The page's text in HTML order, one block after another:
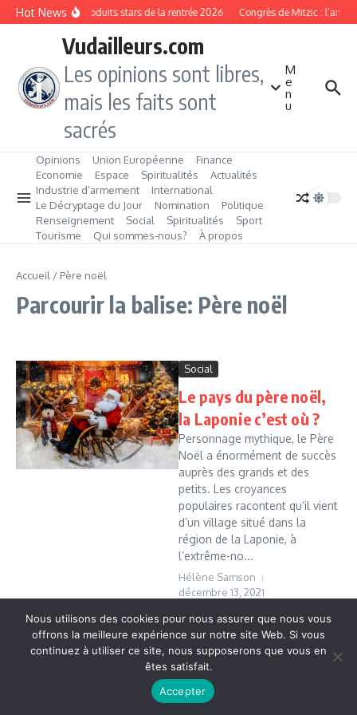
Aller au contenu
Hot NewsLes produits stars de la rentrée 2026 Congrès de Mitzic :
Vudailleurs.com
Les opinions sont libres,
mais les faits sont
sacrés
M
e
n
u
Opinions Union Européenne
Finance
Economie
Espace Spiritualités
Actualités
Industrie d’armement
International
Le Décryptage du Jour
Nomination
Politique
Renseignement
Social Spiritualités
Sport
Tourisme
Qui sommes‑nous? À propos
Accueil / Père noël
Parcourir la balise: Père noël
Social
Le pays du père noël,
la Laponie c’est où ?
Personnage mythique, le Père
Noël a énormément de succès
auprès des grands et des
petits. Les croyances
populaires racontent qu’il vient
d’un village situé dans la
région de la Laponie, à
l’extrême-no...
Hélène Samson
décembre 13, 2021
Copyright © 2026 Vudailleurs.com | Réalisé par
d'actualités X
Nous utilisons des cookies pour nous assurer que nous vous
offrons la meilleure expérience sur notre site Web. Si vous
continuez à utiliser ce site, nous supposerons que vous en
êtes satisfait.
Accepter